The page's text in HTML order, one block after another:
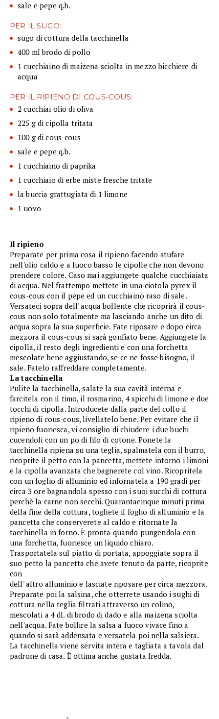
sale e pepe q.b.
PER IL SUGO:
sugo di cottura della tacchinella
400 ml brodo di pollo
1 cucchiaino di maizena sciolta in mezzo bicchiere di
acqua
PER IL RIPIENO DI COUS-COUS:
2 cucchiai olio di oliva
225 g di cipolla tritata
100 g di cous-cous
sale e pepe q.b.
1 cucchiaino di paprika
1 cucchiaio di erbe miste fresche tritate
la buccia grattugiata di 1 limone
1 uovo
Il ripieno
Preparate per prima cosa il ripieno facendo stufare
nell'olio caldo e a fuoco basso le cipolle che non devono
prendere colore. Caso mai aggiungete qualche cucchiaiata
di acqua. Nel frattempo mettete in una ciotola pyrex il
cous-cous con il pepe ed un cucchiaino raso di sale.
Versateci sopra dell' acqua bollente che ricoprirà il cous-
cous non solo totalmente ma lasciando anche un dito di
acqua sopra la sua superficie. Fate riposare e dopo circa
mezzora il cous-cous si sarà gonfiato bene. Aggiungete la
cipolla, il resto degli ingredienti e con una forchetta
mescolate bene aggiustando, se ce ne fosse bisogno, il
sale. Fatelo raffreddare completamente.
La tacchinella
Pulite la tacchinella, salate la sua cavità interna e
farcitela con il timo, il rosmarino, 4 spicchi di limone e due
tocchi di cipolla. Introducete dalla parte del collo il
ripieno di cous-cous, livellatelo bene. Per evitare che il
ripieno fuoriesca, vi consiglio di chiudere i due buchi
cucendoli con un po di filo di cotone. Ponete la
tacchinella ripiena su una teglia, spalmatela con il burro,
ricoprite il petto con la pancetta, mettete intorno i limoni
e la cipolla avanzata che bagnerete col vino. Ricopritela
con un foglio di alluminio ed infornatela a 190 gradi per
circa 3 ore bagnandola spesso con i suoi succhi di cottura
perchè la carne non secchi. Quarantacinque minuti prima
della fine della cottura, togliete il foglio di alluminio e la
pancetta che conserverete al caldo e ritornate la
tacchinella in forno. È pronta quando pungendola con
una forchetta, fuoriesce un liquido chiaro.
Trasportatela sul piatto di portata, appoggiate sopra il
suo petto la pancetta che avete tenuto da parte, ricoprite
con
dell' altro alluminio e lasciate riposare per circa mezzora.
Preparate poi la salsina, che otterrete usando i sughi di
cottura nella teglia filtrati attraverso un colino,
mescolati a 4 dl. di brodo di dado e alla maizena sciolta
nell'acqua. Fate bollire la salsa a fuoco vivace fino a
quando si sarà addensata e versatela poi nella salsiera.
La tacchinella viene servita intera e tagliata a tavola dal
padrone di casa. È ottima anche gustata fredda.